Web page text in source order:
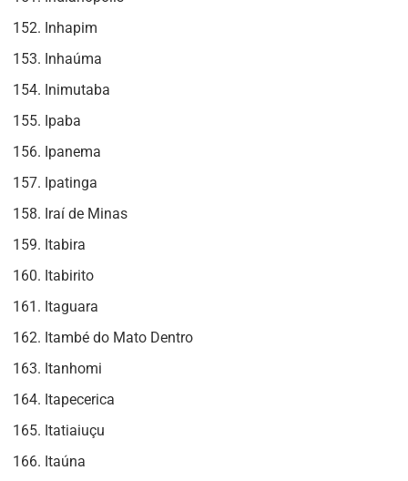
Inhapim
Inhaúma
Inimutaba
Ipaba
Ipanema
Ipatinga
Iraí de Minas
Itabira
Itabirito
Itaguara
Itambé do Mato Dentro
Itanhomi
Itapecerica
Itatiaiuçu
Itaúna